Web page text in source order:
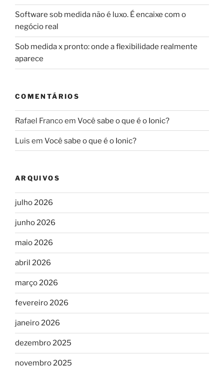
Software sob medida não é luxo. É encaixe com o
negócio real
Sob medida x pronto: onde a flexibilidade realmente
aparece
COMENTÁRIOS
Rafael Francoem Você sabe o que é o Ionic?
Luis em Você sabe o que é o Ionic?
ARQUIVOS
julho 2026
junho 2026
maio 2026
abril 2026
março 2026
fevereiro 2026
janeiro 2026
dezembro 2025
novembro 2025